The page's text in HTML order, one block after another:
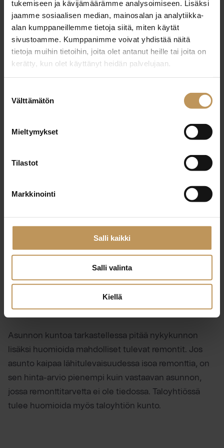
tukemiseen ja kävijämäärämme analysoimiseen. Lisäksi
jaamme sosiaalisen median, mainosalan ja analytiikka-
alan kumppaneillemme tietoja siitä, miten käytät
sivustoamme. Kumppanimme voivat yhdistää näitä
tietoja muihin tietoihin, joita olet antanut heille tai joita on
kerätty, kun olet käyttänyt heidän palvelujaan.
valinta
Välttämätön
Mieltymykset
Tilastot
Markkinointi
Salli kaikki
Salli valinta
Kiellä
ominaispiirteiden ja kunnon huomioiminen. Tässä
kohtaa omistaja itse varsinkin voi erehtyä, sillä omaan
kotiin liittyy aina tunnesiteitä ja omistaja tietää itse
esimerkiksi paljonko rahaa on käyttänyt vuosien
Ominaispiirteitä arvioidessa tulee ottaa huomioon
monia seikkoja, kuten pohjaratkaisun toimivuus,
säilytystila, asunnon materiaaliratkaisut, piha ja
vaikkapa ikkunoista avautuva maisema.
Kerrostaloasunnoissa hintaan voi lisäksi vaikuttaa
esimerkiksi asuinkerros ja onko taloyhtiössä hissiä.
Asunnon kuntoa tarkastellessa pitää nykykunnon
lisäksi huomioida mahdolliset tulevat remontit. Jos
asunto kaipaa lähitulevaisuudessa isoa remonttia, on
sen hinta-arvio pienempi kuin vastaavan asunnon,
jossa remonttitarvetta ei ole tiedossa. Taloyhtiössä
tulee huomioida myös taloyhtiön kunto.